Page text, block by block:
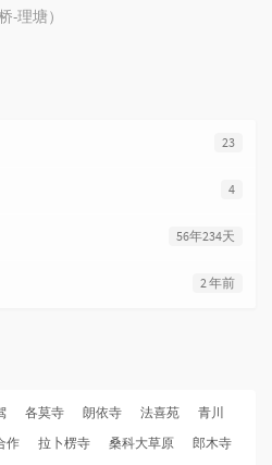
-理塘）
23
4
56年234天
2 年前
各莫寺 朗依寺 法喜苑
青川
作 拉卜楞寺 桑科大草原
郎木寺